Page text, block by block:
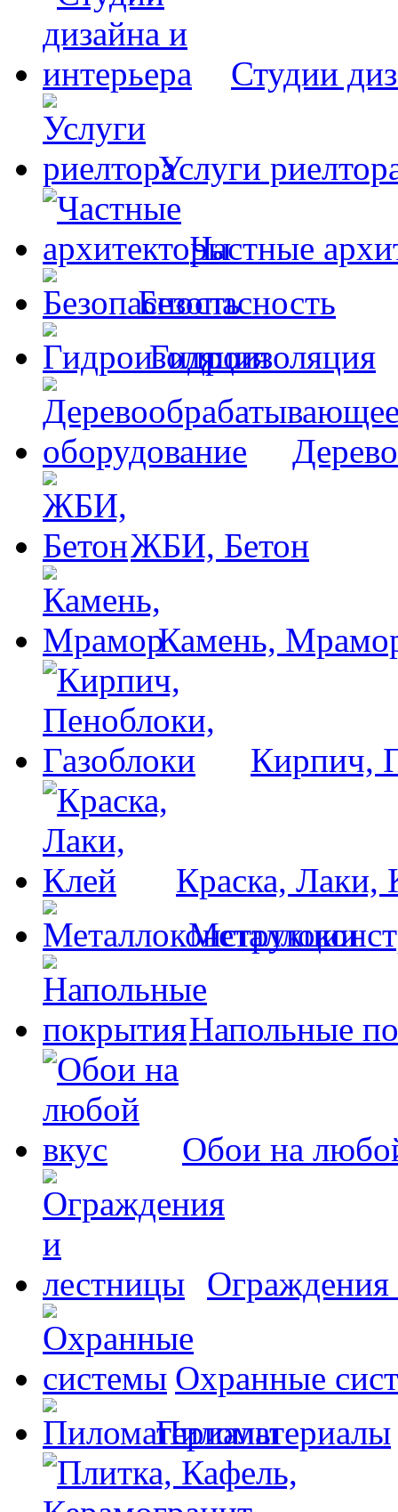
Студии
Услуги
Частные
Безопасность
Гидроизоляция
ЖБИ, Бетон
Камень,
Кирпич,
Краска, Лаки,
Напольные
Обои на
Охранные
Пиломатериалы